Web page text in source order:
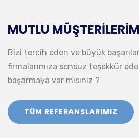
MUTLU
Bizi tercih eden ve büyük
firmalarımıza sonsuz teşekkür
başarmaya var mısınız ?
TÜM REFERANSLARIMIZ